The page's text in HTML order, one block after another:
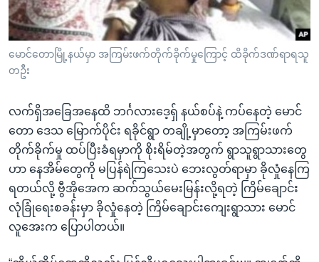
မောင်တောမြို့နယ်မှာ အကြမ်းဖက်တိုက်ခိုက်မှုကြောင့် ထိခိုက်ဒဏ်ရာရသူ
တဦး
လက်ရှိအခြေအနေထိ ဘင်္ဂလားဒေ့ရှ် နယ်စပ်နဲ့ ကပ်နေတဲ့ မောင်
တော ဒေသ မြောက်ပိုင်း ရခိုင်ရွာ တချို့မှာတော့ အကြမ်းဖက်
တိုက်ခိုက်မှု ထပ်ပြီးခံရမှာကို စိုးရိမ်တဲ့အတွက် ရွာသူရွာသားတွေ
ဟာ နေအိမ်တွေကို မပြန်ရဲကြသေးပဲ ဘေးလွတ်ရာမှာ ခိုလှုံနေကြ
ရတယ်လို့ ဗွီအိုအေက ဆက်သွယ်မေးမြန်းလို့ရတဲ့ ကြိမ်ချောင်း
လုံခြုံရေးစခန်းမှာ ခိုလှုံနေတဲ့ ကြိမ်ချောင်းကျေးရွာသား မောင်
လူအေးက ပြောပါတယ်။